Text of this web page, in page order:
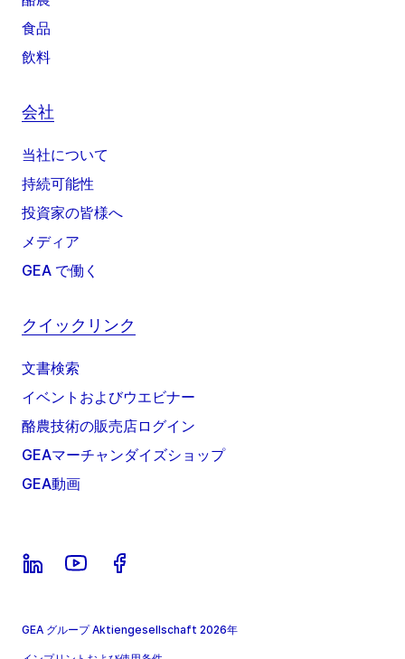
食品
飲料
会社
当社について
持続可能性
投資家の皆様へ
メディア
GEA で働く
クイックリンク
文書検索
イベントおよびウエビナー
酪農技術の販売店ログイン
GEAマーチャンダイズショップ
GEA動画
GEA グループ Aktiengesellschaft 2026年